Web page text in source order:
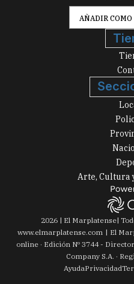
AÑADIR
Arte, Cultura
2026| El Marplatense|
www.elmarplatense.com
El
online · Edición Nº 3744-
Company S.A. ·
AyudaPrivacidad